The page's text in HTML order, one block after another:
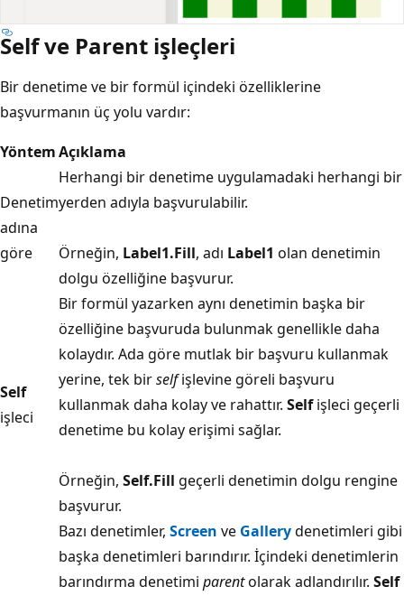
Self ve Parent işleçleri
Bir denetime ve bir formül içindeki özelliklerine
başvurmanın üç yolu vardır:
YöntemAçıklama
Denetim
adına
göre
Herhangi bir denetime uygulamadaki herhangi bir
yerden adıyla başvurulabilir.
Örneğin, Label1.Fill, adı Label1 olan denetimin
dolgu özelliğine başvurur.
Self
işleci
Bir formül yazarken aynı denetimin başka bir
özelliğine başvuruda bulunmak genellikle daha
kolaydır. Ada göre mutlak bir başvuru kullanmak
yerine, tek birselfişlevine göreli başvuru
kullanmak daha kolay ve rahattır. Selfişleci geçerli
denetime bu kolay erişimi sağlar.
Örneğin, Self.Fill geçerli denetimin dolgu rengine
başvurur.
Bazı denetimler, Screen ve Gallerydenetimleri gibi
başka denetimleri barındırır. İçindeki denetimlerin
barındırma denetimi parentolarak adlandırılır. Self